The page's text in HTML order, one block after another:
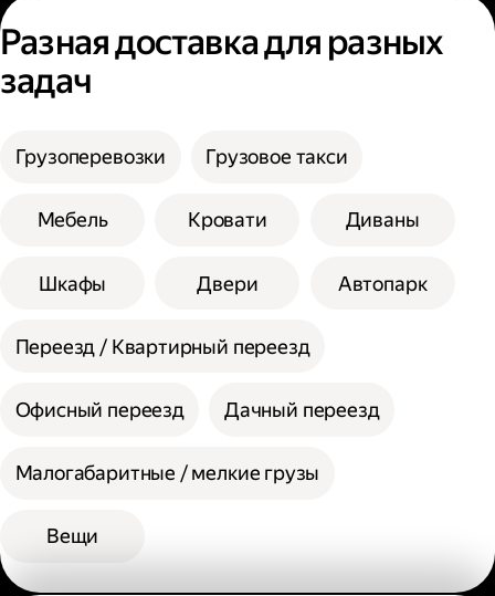
Выберите тариф;
Введите необходимую информацию;
Укажите, нужны ли дополнительные
Выберите способ оплаты.
Высота не более 100 см.
см при выборе помощи одного грузчика, а
допустимая сумма сторон 300 см, а вес
Разная доставка для разных
задач
Грузоперевозки Грузовое такси
Мебель Кровати Диваны
Шкафы Двери Автопарк
Переезд / Квартирный переезд
Офисный переезд Дачный переезд
Малогабаритные / мелкие грузы
Вещи